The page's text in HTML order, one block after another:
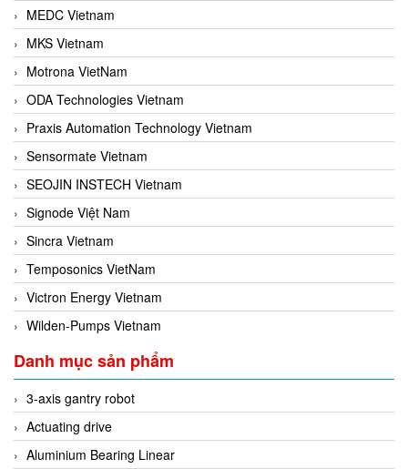
MEDC Vietnam
MKS Vietnam
Motrona VietNam
ODA Technologies Vietnam
Praxis Automation Technology Vietnam
Sensormate Vietnam
SEOJIN INSTECH Vietnam
Signode Việt Nam
Sincra Vietnam
Temposonics VietNam
Victron Energy Vietnam
Wilden-Pumps Vietnam
Danh mục sản phẩm
3-axis gantry robot
Actuating drive
Aluminium Bearing Linear